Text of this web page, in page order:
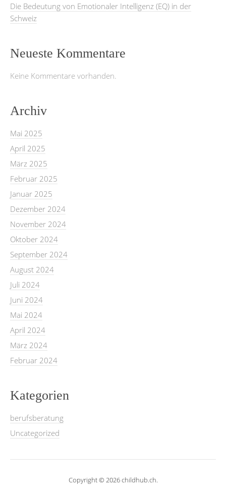
Die Bedeutung von Emotionaler Intelligenz (EQ) in der
Schweiz
Neueste Kommentare
Keine Kommentare vorhanden.
Archiv
Mai 2025
April 2025
März 2025
Februar 2025
Januar 2025
Dezember 2024
November 2024
Oktober 2024
September 2024
August 2024
Juli 2024
Juni 2024
Mai 2024
April 2024
März 2024
Februar 2024
Kategorien
berufsberatung
Uncategorized
Copyright © 2026 childhub.ch.